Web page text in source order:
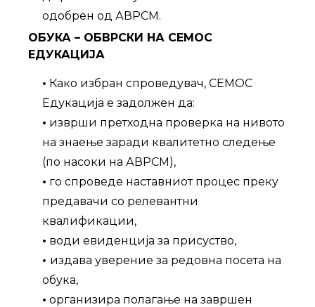
одобрен од АВРСМ.
ОБУКА – ОБВРСКИ НА СЕМОС
ЕДУКАЦИЈА
• Како избран спроведувач, СЕМОС
Едукација е задолжен да:
• изврши претходна проверка на нивото
на знаење заради квалитетно следење
(по насоки на АВРСМ),
• го спроведе наставниот процес преку
предавачи со релевантни
квалификации,
• води евиденција за присуство,
• издава уверение за редовна посета на
обука,
• организира полагање на завршен